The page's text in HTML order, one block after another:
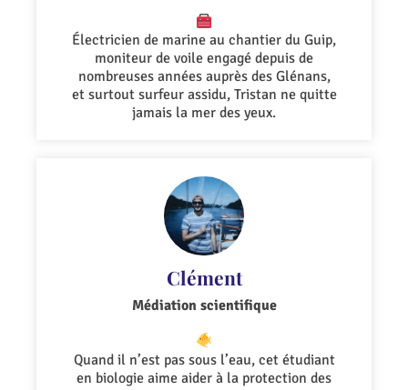
Électricien de marine au chantier du Guip,
moniteur de voile engagé depuis de
nombreuses années auprès des Glénans,
et surtout surfeur assidu, Tristan ne quitte
jamais la mer des yeux.
Clément
Médiation scientifique
Quand il n’est pas sous l’eau, cet étudiant
en biologie aime aider à la protection des